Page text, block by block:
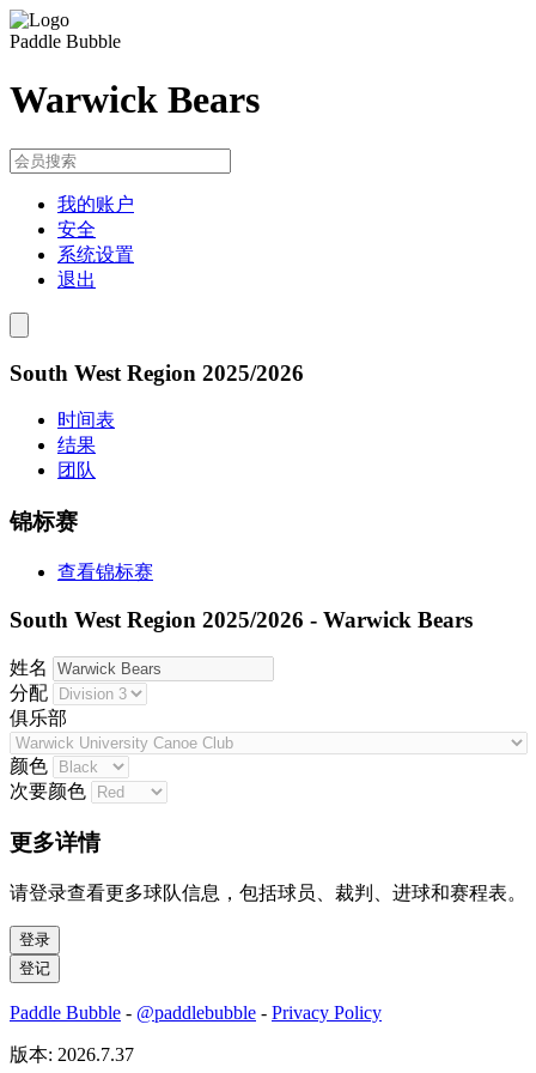
Paddle Bubble
Warwick Bears
我的账户
安全
系统设置
退出
South West Region 2025/2026
时间表
结果
团队
锦标赛
查看锦标赛
South West Region 2025/2026 - Warwick Bears
姓名
分配
俱乐部
颜色
次要颜色
更多详情
请登录查看更多球队信息，包括球员、裁判、进球和赛程表。
Paddle Bubble - @paddlebubble - Privacy Policy
版本: 2026.7.37